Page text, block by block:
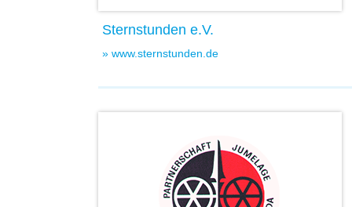
Sternstunden e.V.
» www.sternstunden.de